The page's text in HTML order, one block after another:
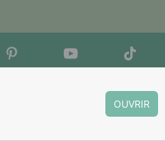
OUVRIR